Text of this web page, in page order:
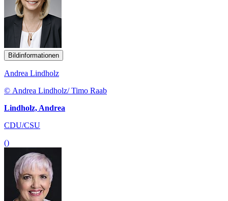
Bildinformationen
Andrea Lindholz
© Andrea Lindholz/ Timo Raab
Lindholz, Andrea
CDU/CSU
()